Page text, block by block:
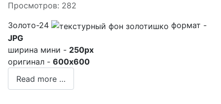
Просмотров: 282
Золото-24
формат -
JPG
ширина мини - 250px
оригинал - 600x600
Read more …